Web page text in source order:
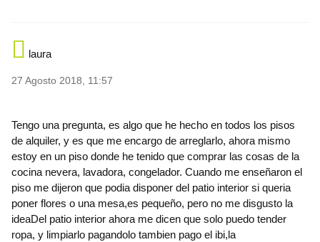
laura
27 Agosto 2018, 11:57
Tengo una pregunta, es algo que he hecho en todos los pisos
de alquiler, y es que me encargo de arreglarlo, ahora mismo
estoy en un piso donde he tenido que comprar las cosas de la
cocina nevera, lavadora, congelador. Cuando me enseñaron el
piso me dijeron que podia disponer del patio interior si queria
poner flores o una mesa,es pequeño, pero no me disgusto la
ideaDel patio interior ahora me dicen que solo puedo tender
ropa, y limpiarlo pagandolo tambien pago el ibi,la